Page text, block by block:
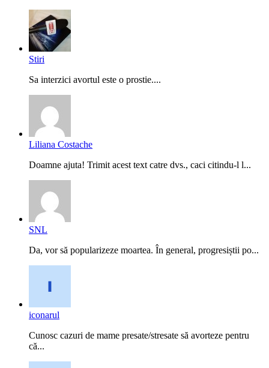
Stiri
Sa interzici avortul este o prostie....
Liliana Costache
Doamne ajuta! Trimit acest text catre dvs., caci citindu-l l...
SNL
Da, vor să popularizeze moartea. În general, progresiștii po...
iconarul
Cunosc cazuri de mame presate/stresate să avorteze pentru
că...